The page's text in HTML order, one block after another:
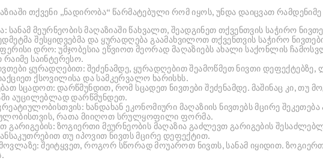
თქვენი „ნადირობა“ წარმატებული რომ იყოს, უნდა დაიცვათ რამდენიმე
სანამ მეურნეობის მაღაზიაში წახვალთ, შეადგინეთ თქვენთვის საჭირო
შესყიდვებმა და ყურადღება გაამახვილოთ თქვენთვის საჭირო
დრო: უმჯობესია ეწვიოთ მეორად მაღაზიებს ახალი საქონლის
რაიმე საინტერესო.
ყურადღებით: შეძენამდე, ყურადღებით შეამოწმეთ ნივთი დეფექტებზე,
ქსოვილისა და სამკერვალო ხარისხს.
სცადოთ: დარწმუნდით, რომ სცადეთ ნივთები შეძენამდე. მაშინაც კი, თუ
აუცილებლად დარწმუნდეთ.
ხანდახან ეკონომიური მაღაზიის ნივთებს მცირე
რათა მიიღოთ სრულყოფილი ფორმა.
გარიგების: ზოგიერთი მეურნეობის მაღაზია გაძლევთ გარიგების
თუ იპოვით ნივთს მცირე დეფექტით.
შეიტყვეთ, როგორ სწორად მოუაროთ ნივთს, სანამ იყიდით.